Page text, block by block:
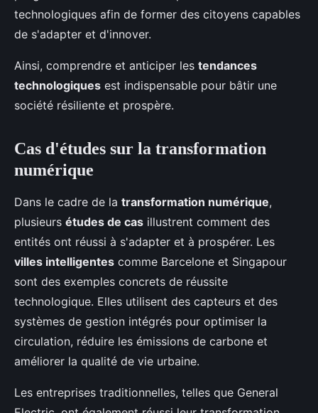
technologiques afin de former des citoyens capables
de s'adapter et d'innover.
Ainsi, comprendre et anticiper les tendances
technologiques est indispensable pour bâtir une
société résiliente et prospère.
Cas d'études sur la transformation
numérique
Dans le cadre de la transformation numérique,
plusieurs études de cas illustrent comment des
entités ont réussi à s'adapter et à prospérer. Les
villes intelligentes comme Barcelone et Singapour
sont des exemples concrets de réussite
technologique. Elles utilisent des capteurs et des
systèmes de gestion intégrés pour optimiser la
circulation, réduire les émissions de carbone et
améliorer la qualité de vie urbaine.
Les entreprises traditionnelles, telles que General